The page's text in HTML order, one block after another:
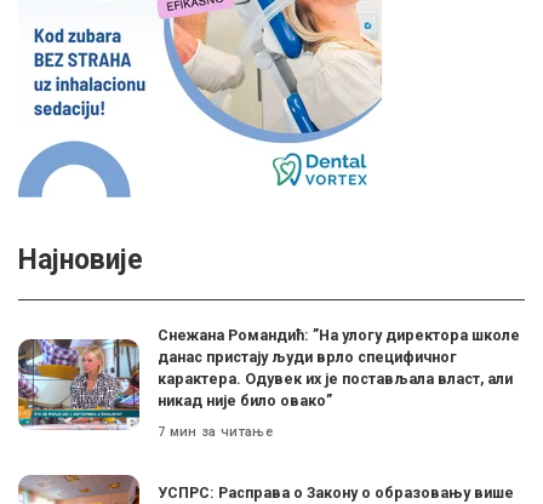
Најновије
Снежана Романдић: ”На улогу директора школе
данас пристају људи врло специфичног
карактера. Одувек их је постављала власт, али
никад није било овако”
7 мин за читање
УСПРС: Расправа о Закону о образовању више